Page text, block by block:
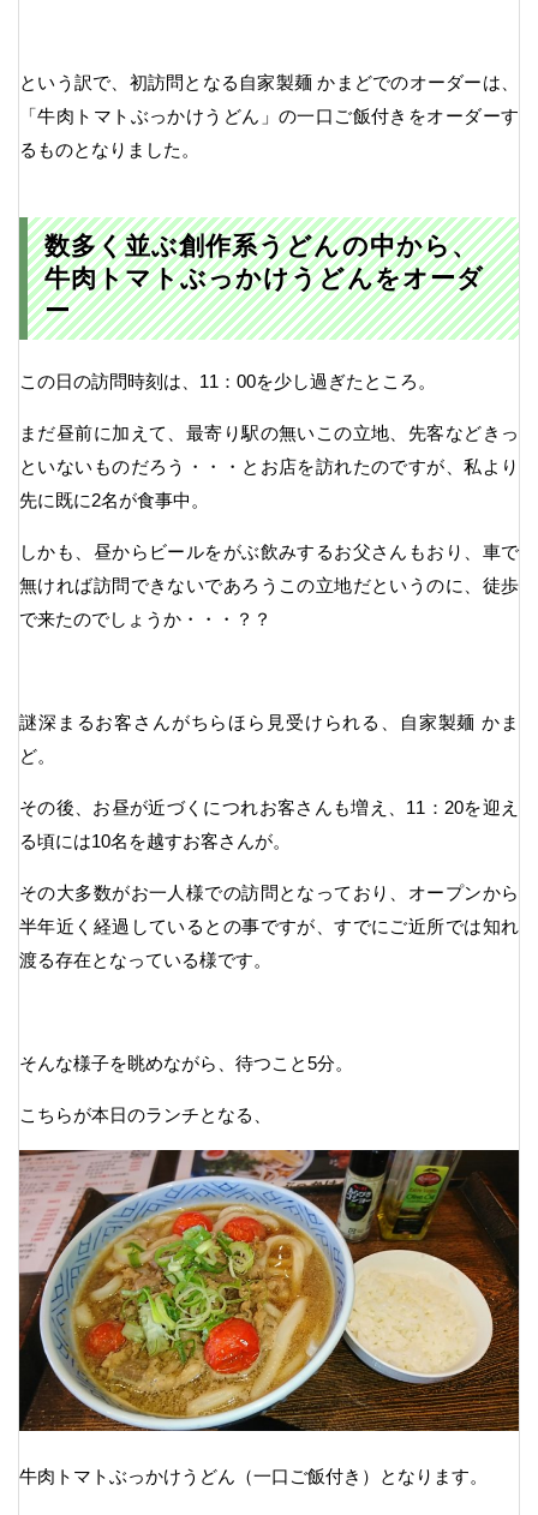
という訳で、初訪問となる自家製麺 かまどでのオーダーは、
「牛肉トマトぶっかけうどん」の一口ご飯付きをオーダーす
るものとなりました。
数多く並ぶ創作系うどんの中から、
牛肉トマトぶっかけうどんをオーダ
ー
この日の訪問時刻は、11：00を少し過ぎたところ。
まだ昼前に加えて、最寄り駅の無いこの立地、先客などきっ
といないものだろう・・・とお店を訪れたのですが、私より
先に既に2名が食事中。
しかも、昼からビールをがぶ飲みするお父さんもおり、車で
無ければ訪問できないであろうこの立地だというのに、徒歩
で来たのでしょうか・・・？？
謎深まるお客さんがちらほら見受けられる、自家製麺 かま
ど。
その後、お昼が近づくにつれお客さんも増え、11：20を迎え
る頃には10名を越すお客さんが。
その大多数がお一人様での訪問となっており、オープンから
半年近く経過しているとの事ですが、すでにご近所では知れ
渡る存在となっている様です。
そんな様子を眺めながら、待つこと5分。
こちらが本日のランチとなる、
牛肉トマトぶっかけうどん（一口ご飯付き）となります。